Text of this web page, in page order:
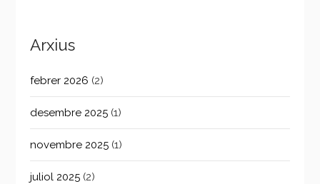
Arxius
febrer 2026 (2)
desembre 2025 (1)
novembre 2025 (1)
juliol 2025 (2)